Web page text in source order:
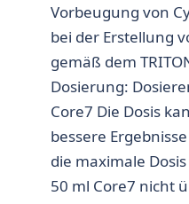
Vorbeugung von
bei der Erstellung
gemäß dem
Dosierung:
Core7 Die Dosis
bessere
die maximale
50 ml Core7 nicht